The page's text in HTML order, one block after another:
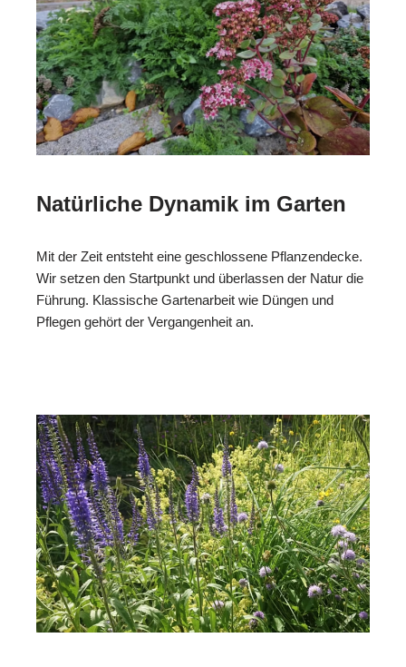
Natürliche Dynamik im Garten
Mit der Zeit entsteht eine geschlossene Pflanzendecke.
Wir setzen den Startpunkt und überlassen der Natur die
Führung. Klassische Gartenarbeit wie Düngen und
Pflegen gehört der Vergangenheit an.